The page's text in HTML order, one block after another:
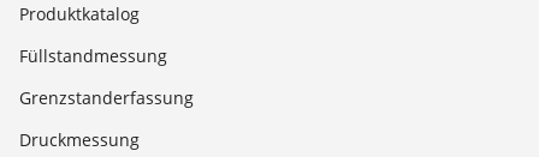
Produktkatalog
Füllstandmessung
Grenzstanderfassung
Druckmessung